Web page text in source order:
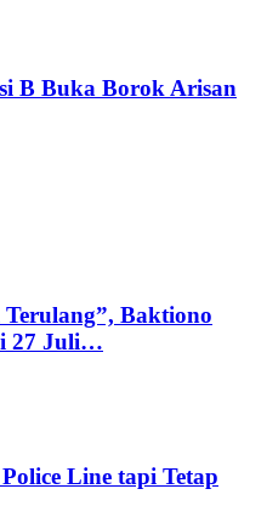
B Buka Borok Arisan
Baktiono
27 Juli…
Line tapi Tetap